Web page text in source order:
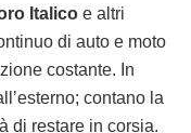
Italico e altri
di auto e moto
costante. In
contano la
di restare in corsia.